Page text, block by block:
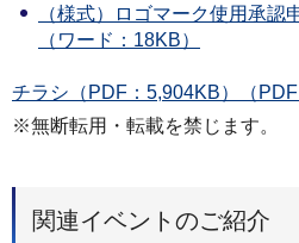
（様式）ロゴマーク使用承認
（ワード：18KB）
チラシ（PDF：5,904KB）（PDF
※無断転用・転載を禁じます。
関連イベントのご紹介